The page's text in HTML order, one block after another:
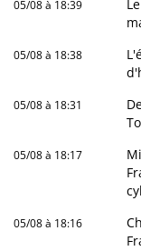
05/08 à 18:39
05/08 à 18:38
05/08 à 18:31
05/08 à 18:17
05/08 à 18:16